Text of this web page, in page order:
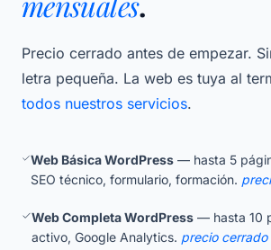
Precio cerrado antes de empezar.
letra pequeña. La web es tuya al
todos nuestros servicios.
Web Básica WordPress— hasta 5
SEO técnico, formulario, formación.
Web Completa WordPress — hasta 10
activo, Google Analytics. precio cerrado